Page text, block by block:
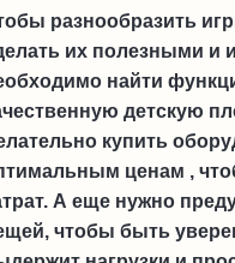
разнообразить
их полезными и
найти
детскую
купить
ценам ,
А еще нужно
чтобы быть